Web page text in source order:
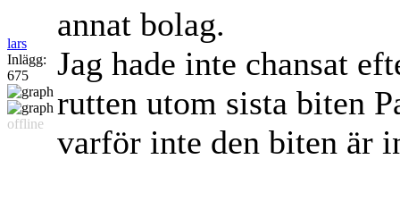
lars
Inlägg:
675
offline
annat bolag.
Jag hade inte chansat
rutten utom sista biten
varför inte den biten är